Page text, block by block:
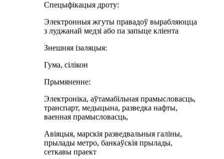
Спецыфікацыя дроту:
Электронныя жгуты правадоў вырабляюцца
з луджанай медзі або па запыце кліента
Знешняя ізаляцыя:
Гума, сілікон
Прымяненне:
Электроніка, аўтамабільная прамысловасць,
транспарт, медыцына, разведка нафты,
ваенная прамысловасць,
Авіяцыя, марскія разведвальныя галіны,
прылады метро, ​​банкаўскія прылады,
сеткавы праект